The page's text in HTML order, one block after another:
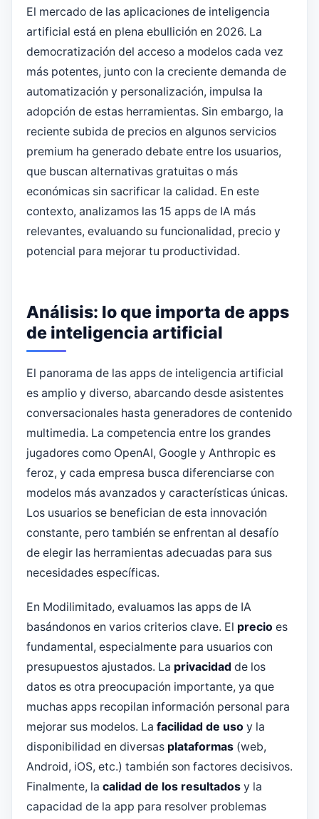
El mercado de las aplicaciones de inteligencia
artificial está en plena ebullición en 2026. La
democratización del acceso a modelos cada vez
más potentes, junto con la creciente demanda de
automatización y personalización, impulsa la
adopción de estas herramientas. Sin embargo, la
reciente subida de precios en algunos servicios
premium ha generado debate entre los usuarios,
que buscan alternativas gratuitas o más
económicas sin sacrificar la calidad. En este
contexto, analizamos las 15 apps de IA más
relevantes, evaluando su funcionalidad, precio y
potencial para mejorar tu productividad.
Análisis: lo que importa de apps
de inteligencia artificial
El panorama de las apps de inteligencia artificial
es amplio y diverso, abarcando desde asistentes
conversacionales hasta generadores de contenido
multimedia. La competencia entre los grandes
jugadores como OpenAI, Google y Anthropic es
feroz, y cada empresa busca diferenciarse con
modelos más avanzados y características únicas.
Los usuarios se benefician de esta innovación
constante, pero también se enfrentan al desafío
de elegir las herramientas adecuadas para sus
necesidades específicas.
En Modilimitado, evaluamos las apps de IA
basándonos en varios criterios clave. El precio es
fundamental, especialmente para usuarios con
presupuestos ajustados. La privacidad de los
datos es otra preocupación importante, ya que
muchas apps recopilan información personal para
mejorar sus modelos. La facilidad de uso y la
disponibilidad en diversas plataformas (web,
Android, iOS, etc.) también son factores decisivos.
Finalmente, la calidad de los resultados y la
capacidad de la app para resolver problemas